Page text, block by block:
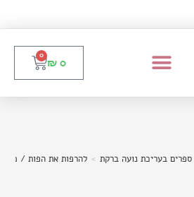
₪ 0
0
ספרים בעריכת נועה ברקת > להרפות את הפות /